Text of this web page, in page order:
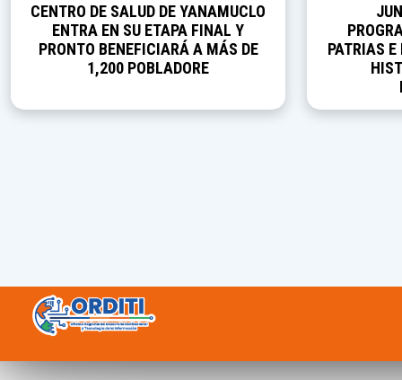
CENTRO DE SALUD DE YANAMUCLO
ENTRA EN SU ETAPA FINAL Y
PRONTO BENEFICIARÁ A MÁS DE
1,200 POBLADORE
PATRIAS